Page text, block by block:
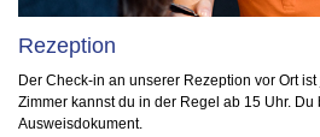
Rezeption
Der Check-in an unserer Rezeption vor Ort
Zimmer kannst du in der Regel ab 15 Uhr.
Ausweisdokument.